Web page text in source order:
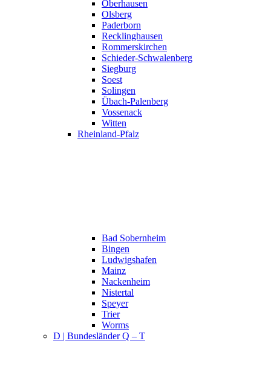
Oberhausen
Olsberg
Paderborn
Recklinghausen
Rommerskirchen
Schieder-Schwalenberg
Siegburg
Soest
Solingen
Übach-Palenberg
Vossenack
Witten
Rheinland-Pfalz
Bad Sobernheim
Bingen
Ludwigshafen
Mainz
Nackenheim
Nistertal
Speyer
Trier
Worms
D | Bundesländer Q – T